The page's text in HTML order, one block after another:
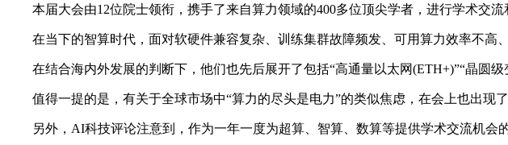
本届大会由12位院士领衔，携手了来自算力领域的400多位顶尖学者，进行学术交流
在当下的智算时代，面对软硬件兼容复杂、训练集群故障频发、可用算力效率不高
在结合海内外发展的判断下，他们也先后展开了包括“高通量以太网(ETH+)”“晶圆级
值得一提的是，有关于全球市场中“算力的尽头是电力”的类似焦虑，在会上也出现
另外，AI科技评论注意到，作为一年一度为超算、智算、数算等提供学术交流机会